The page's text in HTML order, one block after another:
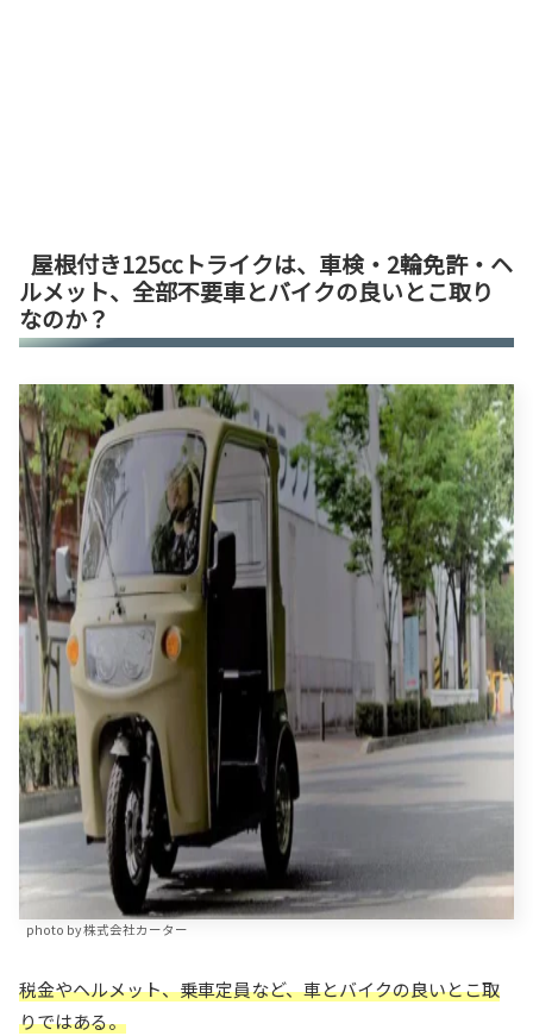
屋根付き125ccトライクは、車検・2輪免許・ヘ
ルメット、全部不要車とバイクの良いとこ取り
なのか？
photo by 株式会社カーター
税金やヘルメット、乗車定員など、車とバイクの良いとこ取
りではある。